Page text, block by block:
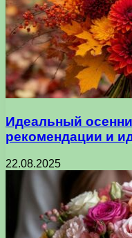
Идеальный
рекомендации и
22.08.2025